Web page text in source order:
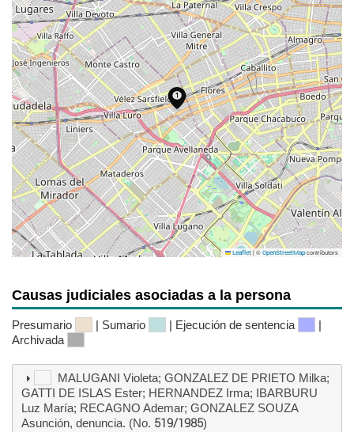
Leaflet |© OpenStreetMapcontributors
Causas judiciales asociadas a la persona
Presumario | Sumario | Ejecución de sentencia
|
Archivada
MALUGANI Violeta; GONZALEZ DE PRIETO Milka;
GATTI DE ISLAS Ester; HERNANDEZ Irma; IBARBURU
Luz María; RECAGNO Ademar; GONZALEZ SOUZA
Asunción, denuncia. (No. 519/1985)